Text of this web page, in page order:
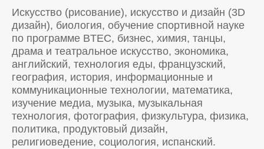
Искусство (рисование), искусство и дизайн (3D
дизайн), биология, обучение спортивной науке
по программе BTEC, бизнес, химия, танцы,
драма и театральное искусство, экономика,
английский, технология еды, французский,
география, история, информационные и
коммуникационные технологии, математика,
изучение медиа, музыка, музыкальная
технология, фотография, физкультура, физика,
политика, продуктовый дизайн,
религиоведение, социология, испанский.